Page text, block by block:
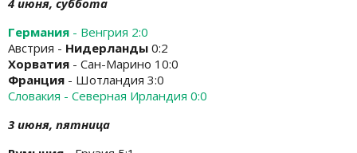
Германия - Венгрия 2:0
Австрия - Нидерланды 0:2
Хорватия - Сан-Марино 10:0
Франция - Шотландия 3:0
Словакия - Северная Ирландия 0:0
3 июня, пятница